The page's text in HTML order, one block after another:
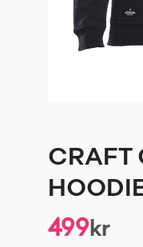
CRAFT
499kr